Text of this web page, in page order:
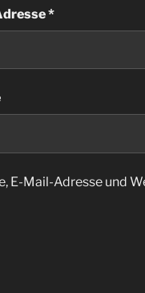
*
E-Mail-Adresse und